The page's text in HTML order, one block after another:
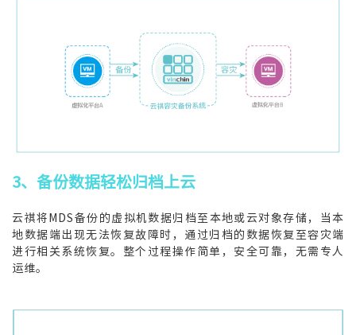
3、备份数据轻松归档上云
云祺将MDS备份的虚拟机数据归档至本地或云对象存储，当本
地数据端出现无法恢复故障时，通过归档的数据恢复至容灾端
进行相关系统恢复。整个过程操作简单，安全可靠，无需专人
运维。